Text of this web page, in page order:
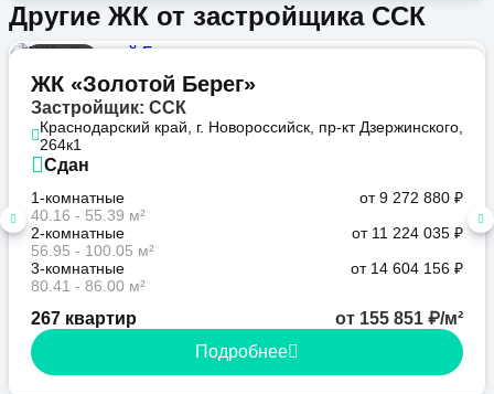
Другие ЖК от застройщика ССК
ЖК «Золотой Берег»
Застройщик: ССК
Краснодарский край, г. Новороссийск, пр-кт Дзержинского,
264к1
Сдан
1-комнатные
40.16 - 55.39 м²
от 9 272 880 ₽
2-комнатные
56.95 - 100.05 м²
от 11 224 035 ₽
3-комнатные
80.41 - 86.00 м²
от 14 604 156 ₽
267 квартир
от 155 851 ₽/м²
Подробнее